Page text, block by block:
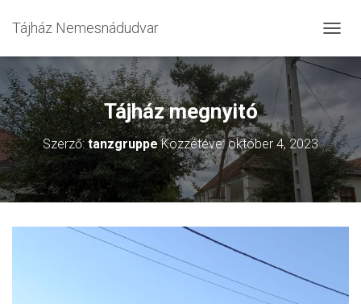
Tájház Nemesnádudvar
A
V
C
I
Ó
Ö
S
Z
Tájház megnyitó
Szerző:tanzgruppeKözzétéve:október 4, 2023